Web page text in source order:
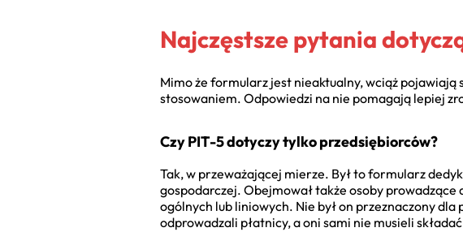
Najczęstsze pytania
Mimo że formularz jest nieaktualny, wciąż
stosowaniem. Odpowiedzi na nie pomagają lepiej
Czy PIT-5 dotyczy tylko przedsiębiorców?
Tak, w przeważającej mierze. Był to formularz
gospodarczej. Obejmował także osoby
ogólnych lub liniowych. Nie był on przeznaczony
odprowadzali płatnicy, a oni sami nie musieli